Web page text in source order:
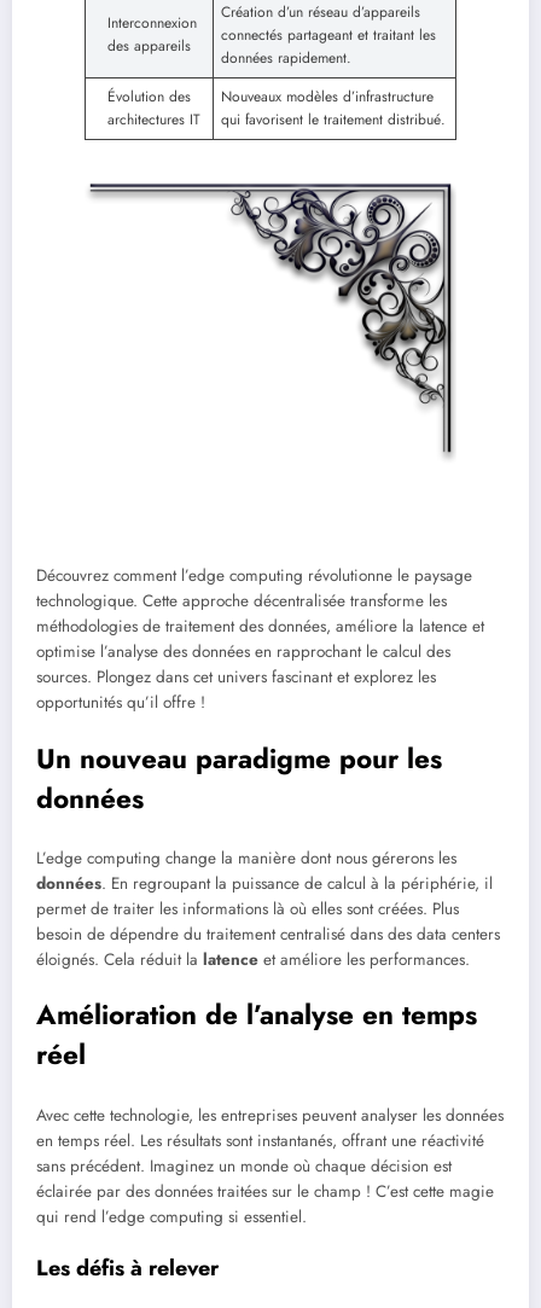
Interconnexion
des appareils
Création d’un réseau d’appareils
connectés partageant et traitant les
données rapidement.
Évolution des
architectures IT
Nouveaux modèles d’infrastructure
qui favorisent le traitement distribué.
Découvrez comment l’edge computing révolutionne le paysage
technologique. Cette approche décentralisée transforme les
méthodologies de traitement des données, améliore la latence et
optimise l’analyse des données en rapprochant le calcul des
sources. Plongez dans cet univers fascinant et explorez les
opportunités qu’il offre !
Un nouveau paradigme pour les
données
L’edge computing change la manière dont nous gérerons les
données. En regroupant la puissance de calcul à la périphérie, il
permet de traiter les informations là où elles sont créées. Plus
besoin de dépendre du traitement centralisé dans des data centers
éloignés. Cela réduit la latence et améliore les performances.
Amélioration de l’analyse en temps
réel
Avec cette technologie, les entreprises peuvent analyser les données
en temps réel. Les résultats sont instantanés, offrant une réactivité
sans précédent. Imaginez un monde où chaque décision est
éclairée par des données traitées sur le champ ! C’est cette magie
qui rend l’edge computing si essentiel.
Les défis à relever